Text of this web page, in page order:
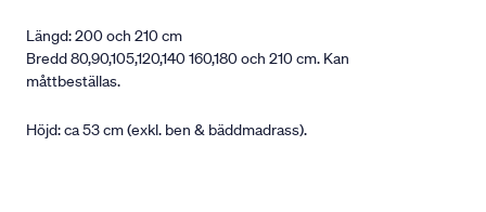
Längd: 200 och 210 cm
Bredd 80,90,105,120,140 160,180 och 210 cm. Kan
måttbeställas.
Höjd: ca 53 cm (exkl. ben & bäddmadrass).